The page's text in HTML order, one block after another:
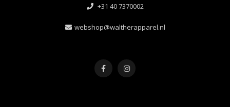
+31 40 7370002
webshop@waltherapparel.nl